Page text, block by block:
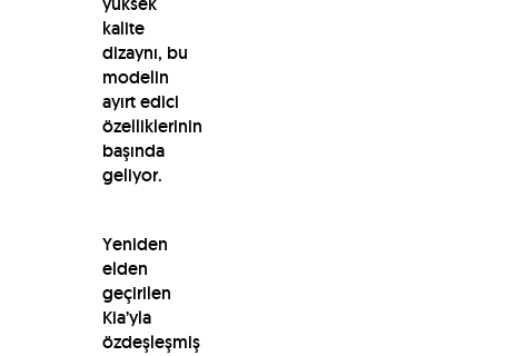
kalite
dizaynı, bu
modelin
ayırt edici
özelliklerinin
başında
geliyor.
Yeniden
elden
geçirilen
Kia’yla
özdeşleşmiş